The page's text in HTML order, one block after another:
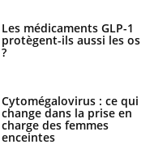
Les médicaments GLP-1
protègent-ils aussi les os
?
Cytomégalovirus : ce qui
change dans la prise en
charge des femmes
enceintes